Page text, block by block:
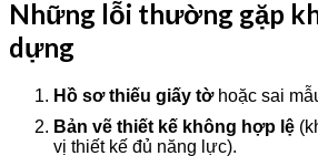
Những lỗi thường gặp
dựng
Hồ sơ thiếu giấy tờhoặc sai
Bản vẽ thiết kế không hợp lệ
vị thiết kế đủ năng lực).